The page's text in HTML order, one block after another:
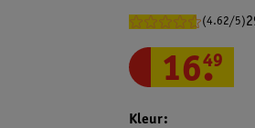
(4.62/5)
16.
49
Kleur